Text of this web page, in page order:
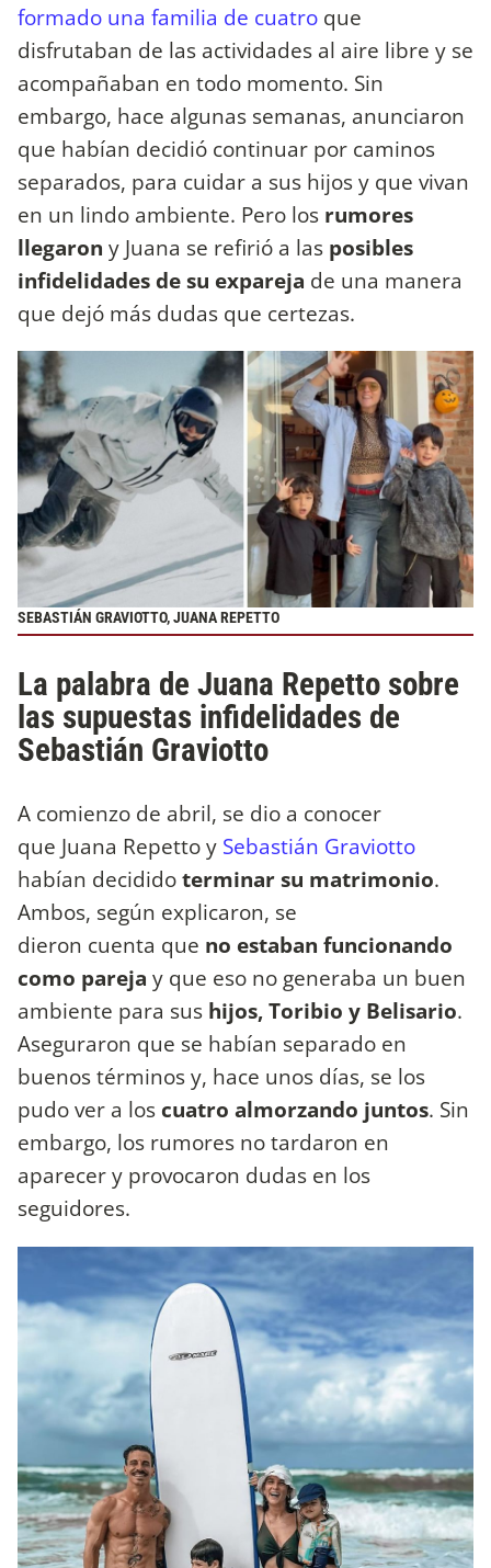
formado una familia de cuatro que
disfrutaban de las actividades al aire libre y se
acompañaban en todo momento. Sin
embargo, hace algunas semanas, anunciaron
que habían decidió continuar por caminos
separados, para cuidar a sus hijos y que vivan
en un lindo ambiente. Pero los rumores
llegaron y Juana se refirió a las posibles
infidelidades de su expareja de una manera
que dejó más dudas que certezas.
SEBASTIÁN GRAVIOTTO, JUANA REPETTO
La palabra de Juana Repetto sobre
las supuestas infidelidades de
Sebastián Graviotto
A comienzo de abril, se dio a conocer
que Juana Repetto y Sebastián Graviotto
habían decididoterminar su matrimonio.
Ambos, según explicaron, se
dieron cuenta que no estaban funcionando
como pareja y que eso no generaba un buen
ambiente para sus hijos, Toribio y Belisario.
Aseguraron que se habían separado en
buenos términos y, hace unos días, se los
pudo ver a los cuatro almorzando juntos. Sin
embargo, los rumores no tardaron en
aparecer y provocaron dudas en los
seguidores.